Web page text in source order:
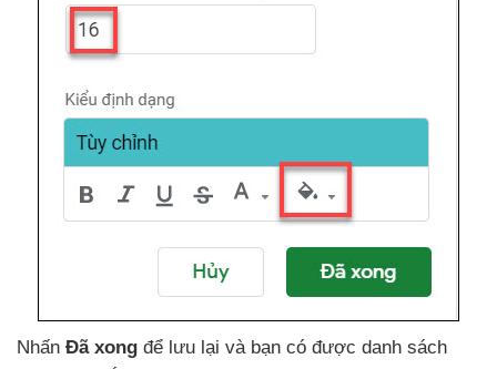
Nhấn Đã xong để lưu lại và bạn có được danh sách